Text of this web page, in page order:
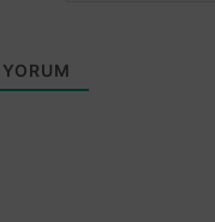
YORUM